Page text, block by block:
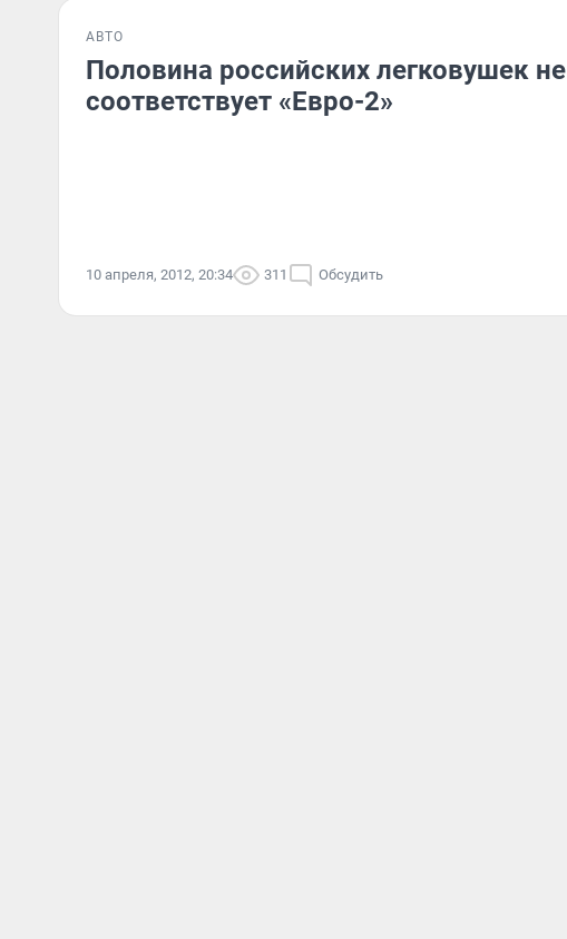
АВТО
Половина российских легковушек не
соответствует «Евро-2»
10 апреля, 2012, 20:34 311 Обсудить